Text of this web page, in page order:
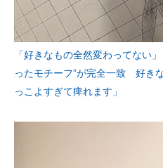
「好きなもの全然変わってない
ったモチーフ”が完全一致 好き
っこよすぎて痺れます」